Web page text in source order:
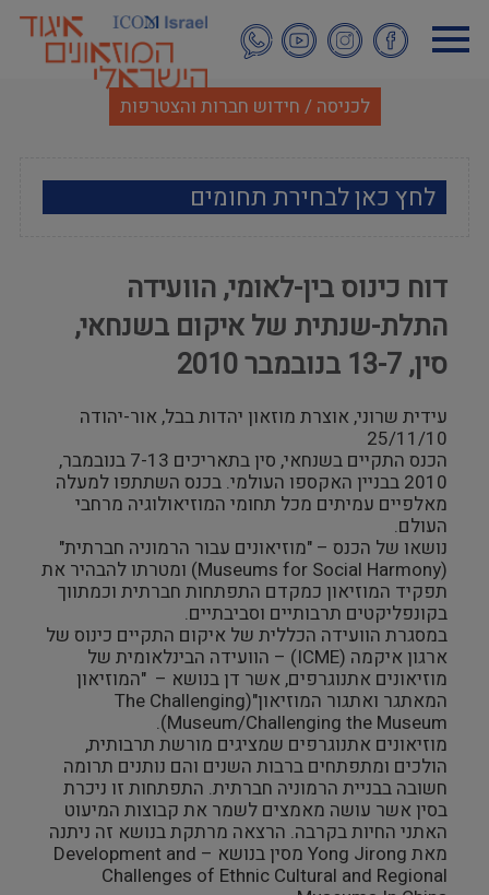
לתוכן
העיקרי
לכניסה / חידוש חברות והצטרפות
לחץ כאן לבחירת תחומים
אמנות
אתנוגרפיה
מוזאולוגיה כללי
היסטוריה ומורשת
צילום ווידאו ארט
מדע וטבע
ביטחון ובטיחות
שימור
חינוך והדרכה
עיצוב וארכיטקטורה
התיישבות
דוח כינוס בין-לאומי, הוועידה
התלת-שנתית של איקום בשנחאי,
סין, 13-7 בנובמבר 2010
עידית שרוני, אוצרת מוזאון יהדות בבל, אור-יהודה
25/11/10
הכנס התקיים בשנחאי, סין בתאריכים 7-13 בנובמבר,
2010 בבניין האקספו העולמי. בכנס השתתפו למעלה
מאלפיים עמיתים מכל תחומי המוזיאולוגיה מרחבי
העולם.
נושאו של הכנס – "מוזיאונים עבור הרמוניה חברתית"
(Museums for Social Harmony) ומטרתו להבהיר את
תפקיד המוזיאון כמקדם התפתחות חברתית וכמתווך
בקונפליקטים תרבותיים וסביבתיים.
במסגרת הוועידה הכללית של איקום התקיים כינוס של
ארגון איקמה (ICME) – הוועידה הבינלאומית של
מוזיאונים אתנוגרפים, אשר דן בנושא – "המוזיאון
המאתגר ואתגור המוזיאון"(The Challenging
Museum/Challenging the Museum).
מוזיאונים אתנוגרפים שמציגים מורשת תרבותית,
הולכים ומתפתחים ברבות השנים והם נותנים תרומה
חשובה בבניית הרמוניה חברתית. התפתחות זו ניכרת
בסין אשר עושה מאמצים לשמר את קבוצות המיעוט
האתני החיות בקרבה. הרצאה מרתקת בנושא זה ניתנה
מאת Yong Jirong מסין בנושא – Development and
Challenges of Ethnic Cultural and Regional